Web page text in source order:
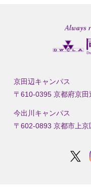
京田辺キャンパス
〒610-0395 京都府京田
今出川キャンパス
〒602-0893 京都市上京